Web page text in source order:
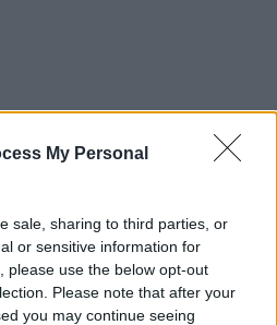
My Personal
sale, sharing to third parties, or
or sensitive information for
please use the below opt-out
Please note that after your
you may continue seeing